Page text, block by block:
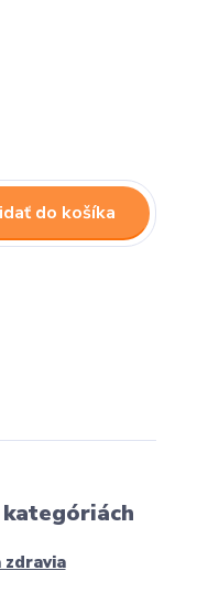
do košíka
zdravia